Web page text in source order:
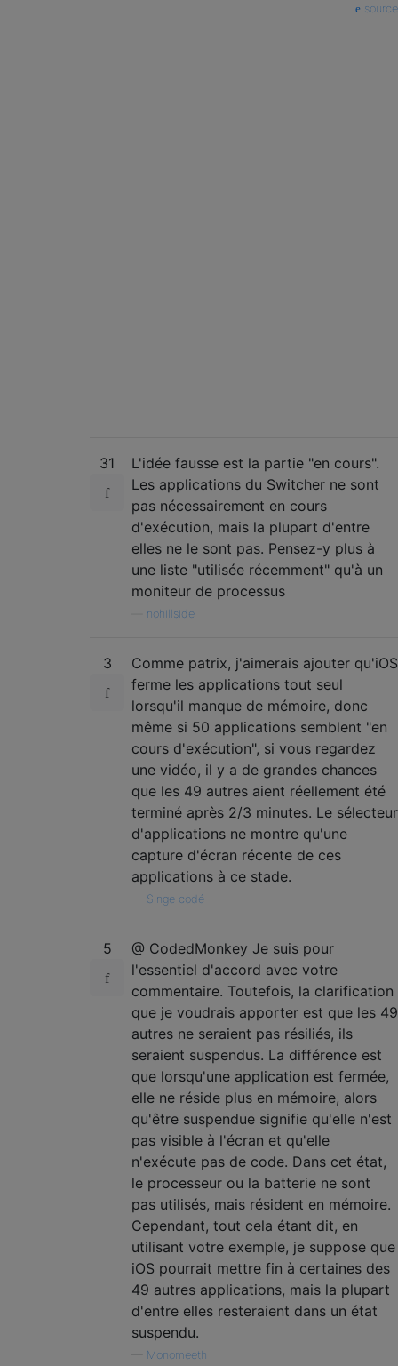
source
31
L'idée fausse est la partie "en cours".
Les applications du Switcher ne sont
pas nécessairement en cours
d'exécution, mais la plupart d'entre
elles ne le sont pas. Pensez-y plus à
une liste "utilisée récemment" qu'à un
moniteur de processus
nohillside
3
Comme patrix, j'aimerais ajouter qu'iOS
ferme les applications tout seul
lorsqu'il manque de mémoire, donc
même si 50 applications semblent "en
cours d'exécution", si vous regardez
une vidéo, il y a de grandes chances
que les 49 autres aient réellement été
terminé après 2/3 minutes. Le sélecteur
d'applications ne montre qu'une
capture d'écran récente de ces
applications à ce stade.
Singe codé
5
@ CodedMonkey Je suis pour
l'essentiel d'accord avec votre
commentaire. Toutefois, la clarification
que je voudrais apporter est que les 49
autres ne seraient pas résiliés, ils
seraient suspendus. La différence est
que lorsqu'une application est fermée,
elle ne réside plus en mémoire, alors
qu'être suspendue signifie qu'elle n'est
pas visible à l'écran et qu'elle
n'exécute pas de code. Dans cet état,
le processeur ou la batterie ne sont
pas utilisés, mais résident en mémoire.
Cependant, tout cela étant dit, en
utilisant votre exemple, je suppose que
iOS pourrait mettre fin à certaines des
49 autres applications, mais la plupart
d'entre elles resteraient dans un état
suspendu.
Monomeeth